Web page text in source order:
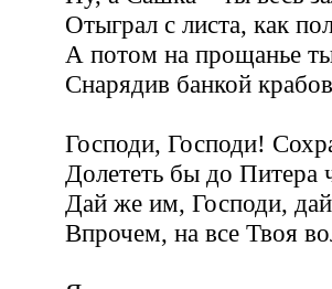
Отыграл с листа, как
А потом на прощанье
Снарядив банкой
Господи, Господи!
Долететь бы до Питера
Дай же им, Господи,
Впрочем, на все Твоя